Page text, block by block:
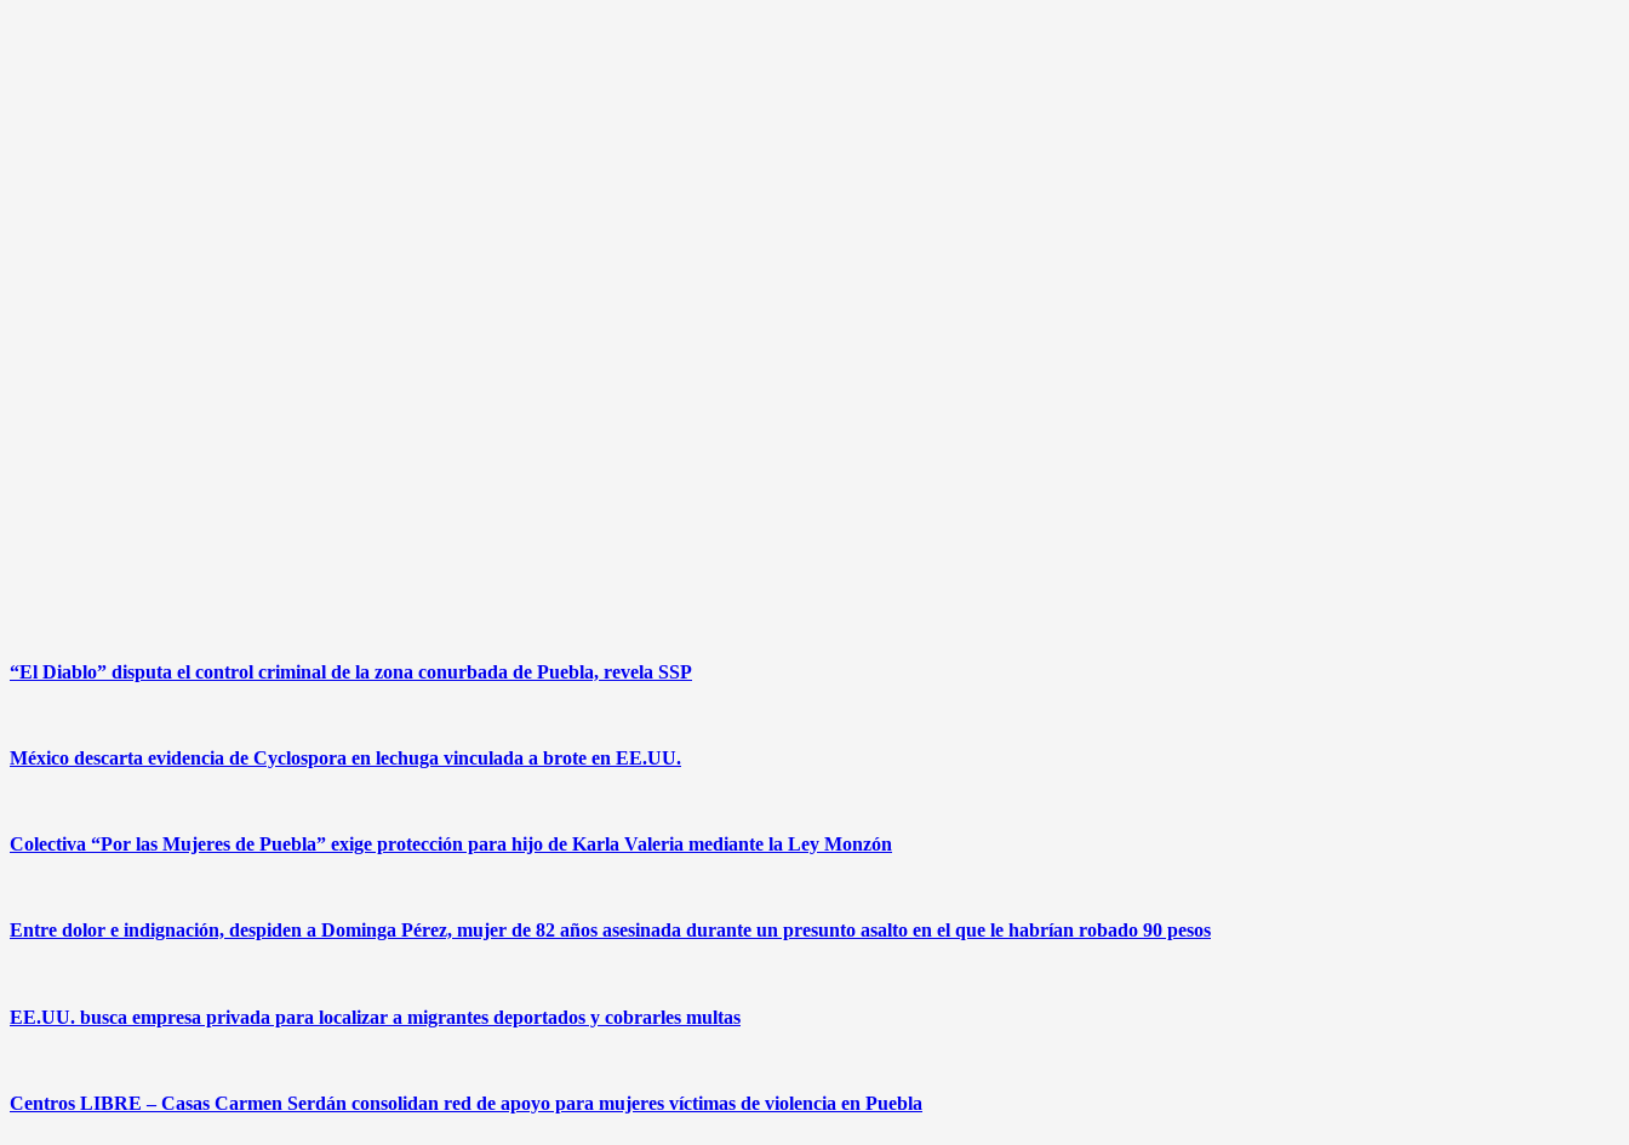
“El Diablo” disputa el control criminal de la zona conurbada de Puebla, revela SSP
México descarta evidencia de Cyclospora en lechuga vinculada a brote en EE.UU.
Colectiva “Por las Mujeres de Puebla” exige protección para hijo de Karla Valeria mediante la Ley Monzón
Entre dolor e indignación, despiden a Dominga Pérez, mujer de 82 años asesinada durante un presunto asalto en el que le habrían robado 90 pesos
EE.UU. busca empresa privada para localizar a migrantes deportados y cobrarles multas
Centros LIBRE – Casas Carmen Serdán consolidan red de apoyo para mujeres víctimas de violencia en Puebla